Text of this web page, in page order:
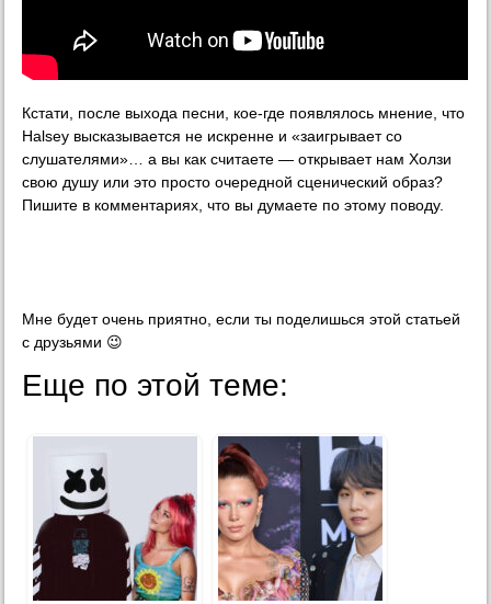
Кстати, после выхода песни, кое-где появлялось мнение, что
Halsey высказывается не искренне и «заигрывает со
слушателями»… а вы как считаете — открывает нам Холзи
свою душу или это просто очередной сценический образ?
Пишите в комментариях, что вы думаете по этому поводу.
Мне будет очень приятно, если ты поделишься этой статьей
с друзьями 😉
Еще по этой теме: